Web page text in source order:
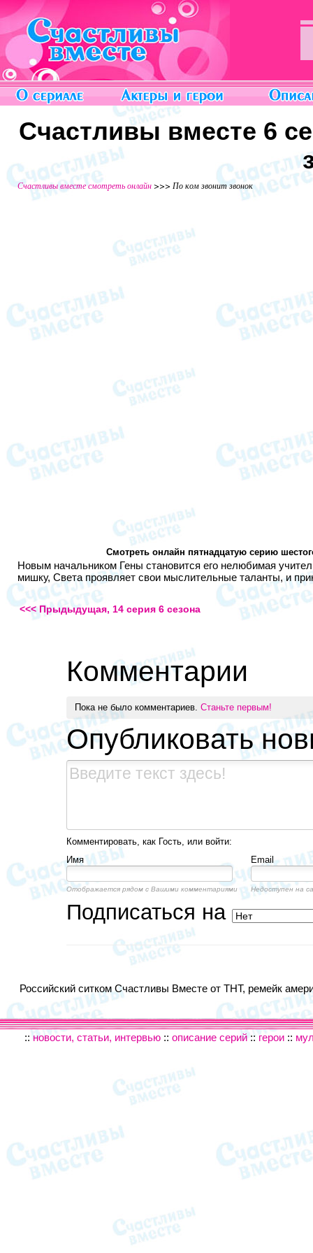
Счастливы вместе 6
Счастливы вместе смотреть онлайн>>> По ком звонит звонок
Смотреть онлайн пятнадцатую серию
Новым начальником Гены становится его нелюбимая
мишку, Света проявляет свои мыслительные таланты, и
<<< Прыдыдущая, 14 серия 6 сезона
Комментарии
Пока не было комментариев. Станьте первым!
Опубликовать
Комментировать, как Гость, или войти:
Имя
Email
Отображается рядом с Вашими комментариями Недоступен на
Подписаться на
Российский ситком Счастливы Вместе от ТНТ, ремейк
::новости, статьи, интервью :: описание серий:: герои ::